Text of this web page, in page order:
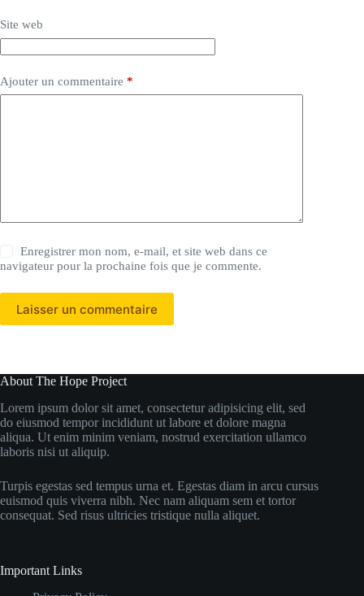
Site web
Ajouter un commentaire *
Enregistrer mon nom, e-mail, et site web dans ce
navigateur pour la prochaine fois que je commente.
Laisser un commentaire
About The Hope Project
Lorem ipsum dolor sit amet, consectetur adipisicing elit, sed
do eiusmod tempor incididunt ut labore et dolore magna
aliqua. Ut enim minim veniam, nostrud exercitation ullamco
laboris nisi ut aliquip.
Turpis egestas sed tempus urna et. Egestas diam in arcu cursus
euismod quis viverra nibh. Nec nam aliquam sem et tortor
consequat. Sed risus ultricies tristique nulla aliquet.
Important Links